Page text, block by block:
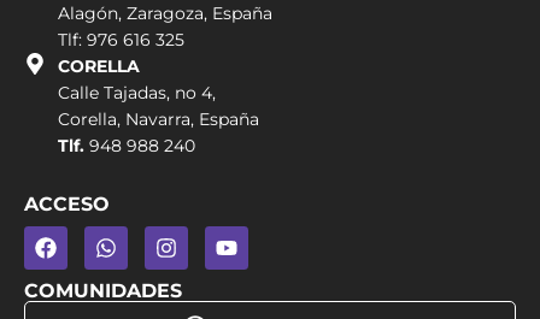
Alagón, Zaragoza, España
Tlf: 976 616 325
CORELLA
Calle Tajadas, no 4,
Corella, Navarra, España
Tlf. 948 988 240
ACCESO
COMUNIDADES